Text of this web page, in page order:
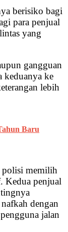
berisiko bagi
para penjual
yang
gangguan
keduanya ke
lebih
Baru
polisi memilih
Kedua penjual
dengan
jalan